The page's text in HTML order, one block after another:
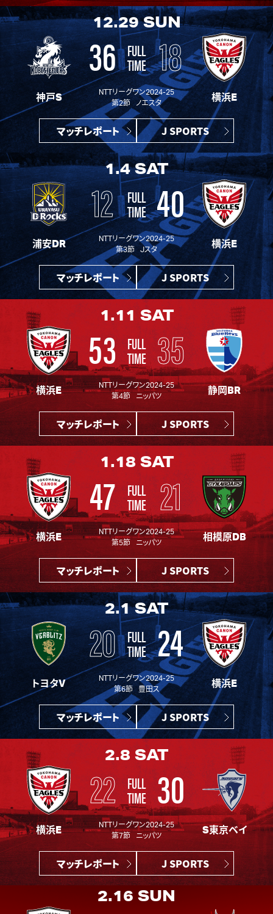
12.29SUN
36 FULL
TIME 18
神戸S
NTTリーグワン2024-25
第2節 ノエスタ
横浜E
マッチレポート J SPORTS
1.4SAT
12 FULL
TIME 40
浦安DR
NTTリーグワン2024-25
第3節 Jスタ
横浜E
マッチレポート J SPORTS
1.11SAT
53 FULL
TIME 35
横浜E
NTTリーグワン2024-25
第4節 ニッパツ
静岡BR
マッチレポート J SPORTS
1.18SAT
47 FULL
TIME 21
横浜E
NTTリーグワン2024-25
第5節 ニッパツ
相模原DB
マッチレポート J SPORTS
2.1SAT
20 FULL
TIME 24
トヨタV
NTTリーグワン2024-25
第6節 豊田ス
横浜E
マッチレポート J SPORTS
2.8 SAT
22 FULL
TIME 30
横浜E
NTTリーグワン2024-25
第7節 ニッパツ
S東京ベイ
マッチレポート J SPORTS
2.16 SUN